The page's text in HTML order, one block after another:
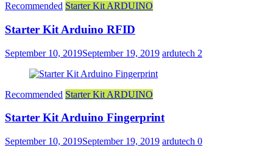
Recommended Starter Kit ARDUINO
Starter Kit Arduino RFID
September 10, 2019September 19, 2019 ardutech 2
Recommended Starter Kit ARDUINO
Starter Kit Arduino Fingerprint
September 10, 2019September 19, 2019 ardutech 0